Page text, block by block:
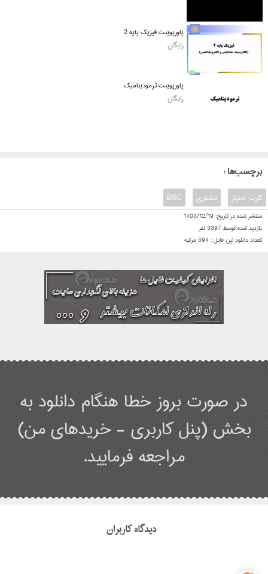
پاورپوینت فیزیک پایه 2
رایگان
پاورپوینت ترمودینامیک
رایگان
: برچسب‌ها
BSC مشتری کارت امتیاز
منتشر شده در تاریخ: 1403/12/19
بازدید شده توسط 3397نفر
تعداد دانلود این فایل : 594مرتبه
در صورت بروز خطا هنگام دانلود به
بخش (پنل کاربری - خریدهای من)
مراجعه فرمایید.
دیدگاه کاربران